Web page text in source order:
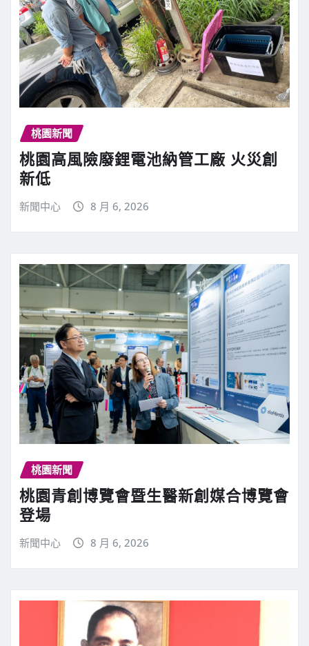
桃園新聞
桃園高風險廢鋰電池納管工廠 火災創
新低
新聞中心 8 月 6, 2026
桃園新聞
桃園青創博覽會暨生醫新創媒合博覽會
登場
新聞中心 8 月 6, 2026